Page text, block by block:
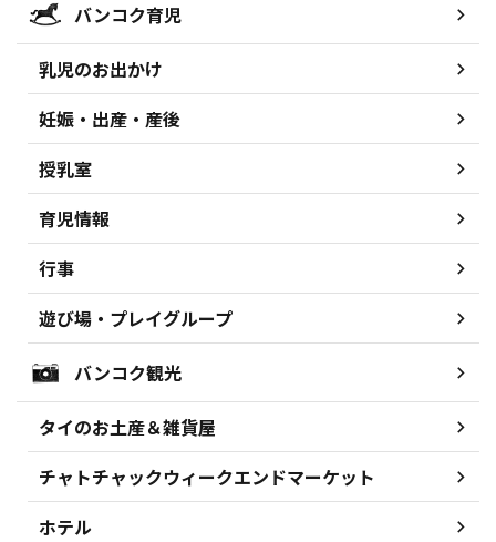
バンコク育児
乳児のお出かけ
妊娠・出産・産後
授乳室
育児情報
行事
遊び場・プレイグループ
バンコク観光
タイのお土産＆雑貨屋
チャトチャックウィークエンドマーケット
ホテル